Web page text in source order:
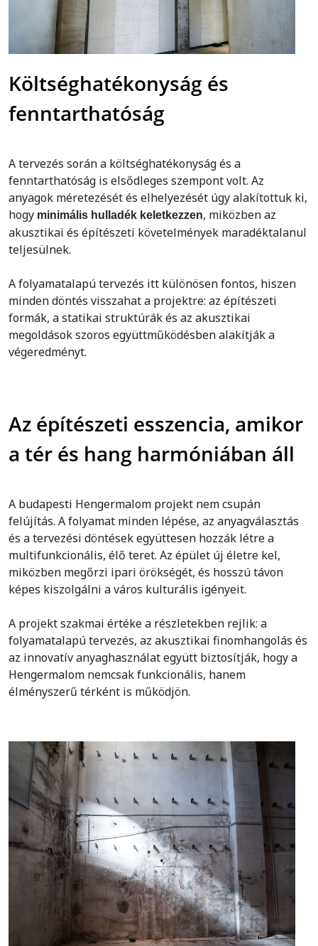
Költséghatékonyság és
fenntarthatóság
A tervezés során a költséghatékonyság és a
fenntarthatóság is elsődleges szempont volt. Az
anyagok méretezését és elhelyezését úgy alakítottuk ki,
hogy minimális hulladék keletkezzen, miközben az
akusztikai és építészeti követelmények maradéktalanul
teljesülnek.
A folyamatalapú tervezés itt különösen fontos, hiszen
minden döntés visszahat a projektre: az építészeti
formák, a statikai struktúrák és az akusztikai
megoldások szoros együttműködésben alakítják a
végeredményt.
Az építészeti esszencia, amikor
a tér és hang harmóniában áll
A budapesti Hengermalom projekt nem csupán
felújítás. A folyamat minden lépése, az anyagválasztás
és a tervezési döntések együttesen hozzák létre a
multifunkcionális, élő teret. Az épület új életre kel,
miközben megőrzi ipari örökségét, és hosszú távon
képes kiszolgálni a város kulturális igényeit.
A projekt szakmai értéke a részletekben rejlik: a
folyamatalapú tervezés, az akusztikai finomhangolás és
az innovatív anyaghasználat együtt biztosítják, hogy a
Hengermalom nemcsak funkcionális, hanem
élményszerű térként is működjön.